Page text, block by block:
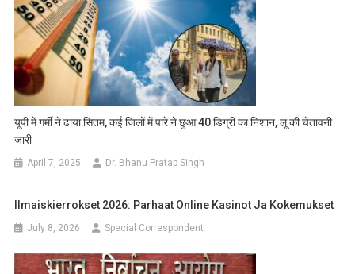
यूपी में गर्मी ने ढाया सितम, कई जिलों में पारे ने छुआ 40 डिग्री का निशान, लू की चेतावनी
जारी
April 7, 2025 Dr. Bhanu Pratap Singh
Ilmaiskierrokset 2026: Parhaat Online Kasinot Ja Kokemukset
July 8, 2026 Special Correspondent